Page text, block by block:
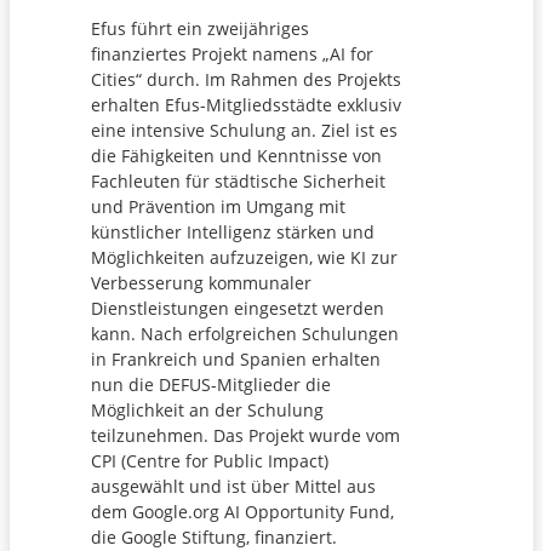
Efus führt ein zweijähriges
finanziertes Projekt namens „AI for
Cities“ durch. Im Rahmen des Projekts
erhalten Efus-Mitgliedsstädte exklusiv
eine intensive Schulung an. Ziel ist es
die Fähigkeiten und Kenntnisse von
Fachleuten für städtische Sicherheit
und Prävention im Umgang mit
künstlicher Intelligenz stärken und
Möglichkeiten aufzuzeigen, wie KI zur
Verbesserung kommunaler
Dienstleistungen eingesetzt werden
kann. Nach erfolgreichen Schulungen
in Frankreich und Spanien erhalten
nun die DEFUS-Mitglieder die
Möglichkeit an der Schulung
teilzunehmen. Das Projekt wurde vom
CPI (Centre for Public Impact)
ausgewählt und ist über Mittel aus
dem Google.org AI Opportunity Fund,
die Google Stiftung, finanziert.